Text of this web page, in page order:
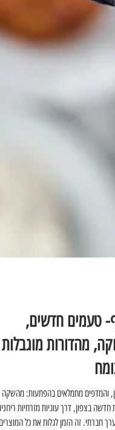
טעמים חדשים,
מהדורות מוגבלות